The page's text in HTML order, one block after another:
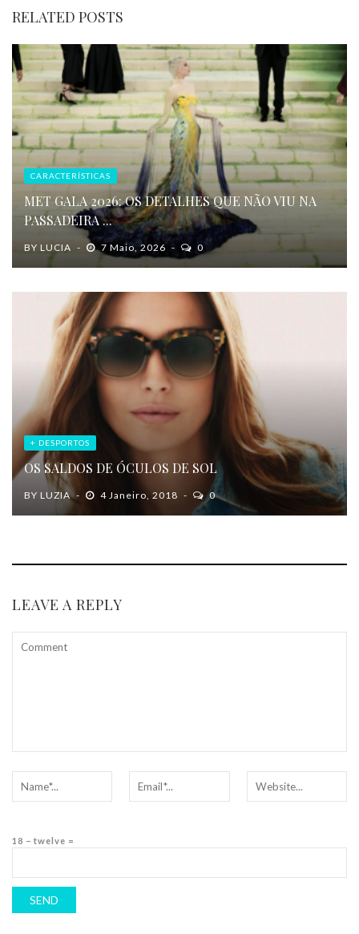
RELATED POSTS
CARACTERÍSTICAS
MET GALA 2026: OS DETALHES QUE NÃO VIU NA
PASSADEIRA ...
BY LUCIA 7 Maio, 2026 0
+ DESPORTOS
OS SALDOS DE ÓCULOS DE SOL
BY LUZIA 4 Janeiro, 2018 0
LEAVE A REPLY
18 − twelve =